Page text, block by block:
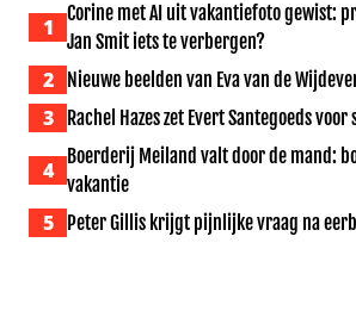
1
Corine met AI uit vakantiefoto gewist:
Jan Smit iets te verbergen?
2 Nieuwe beelden van Eva van de
3 Rachel Hazes zet Evert Santegoeds voor
4
Boerderij Meiland valt door de mand:
vakantie
5 Peter Gillis krijgt pijnlijke vraag na